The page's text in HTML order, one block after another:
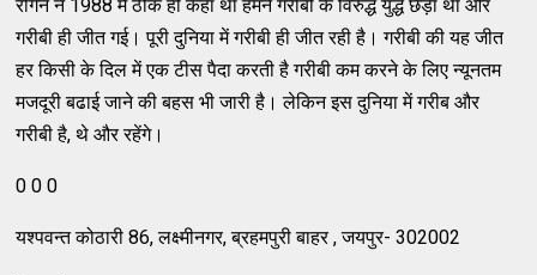
रीगन ने 1988 में ठीक ही कहा था हमने गरीबी के विरुद्ध युद्ध छेड़ा था और
गरीबी ही जीत गई। पूरी दुनिया में गरीबी ही जीत रही है। गरीबी की यह जीत
हर किसी के दिल में एक टीस पैदा करती है गरीबी कम करने के लिए न्‍यूनतम
मजदूरी बढाई जाने की बहस भी जारी है। लेकिन इस दुनिया में गरीब और
गरीबी है, थे और रहेंगे।
0 0 0
यश्‍पवन्‍त कोठारी 86, लक्ष्‍मीनगर, ब्रहमपुरी बाहर , जयपुर- 302002